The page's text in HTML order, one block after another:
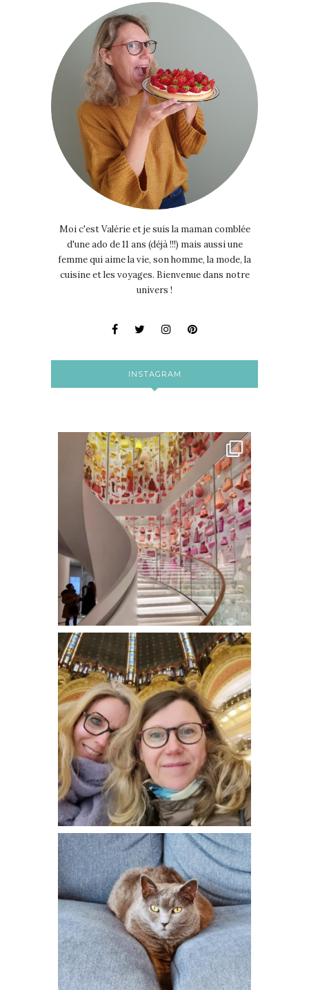
Moi c'est Valérie et je suis la maman comblée
d'une ado de 11 ans (déjà !!!) mais aussi une
femme qui aime la vie, son homme, la mode, la
cuisine et les voyages. Bienvenue dans notre
univers !
INSTAGRAM